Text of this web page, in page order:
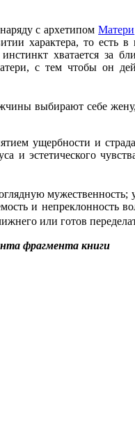
с архетипомМатери
характера, то есть
хватается
с тем чтобы он
выбирают себе жену,
ущербности и
эстетического
и
или готов
фрагмента книги